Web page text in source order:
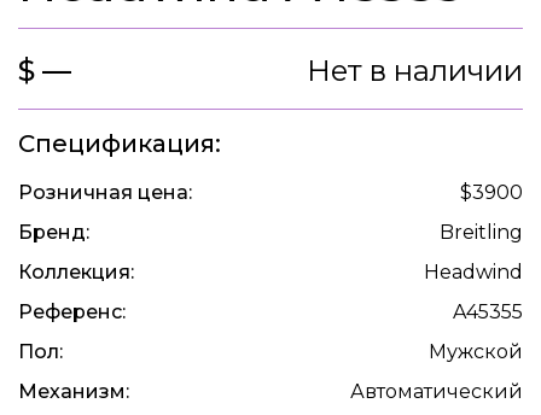
$ — Нет в наличии
Спецификация:
Розничная цена:
$3900
Бренд:
Breitling
Коллекция:
Headwind
Референс:
A45355
Пол:
Мужской
Механизм:
Автоматический